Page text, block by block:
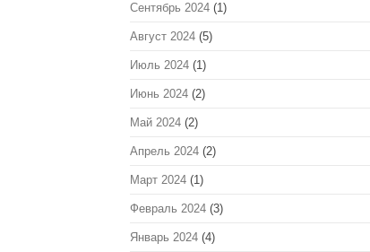
Сентябрь 2024 (1)
Август 2024 (5)
Июль 2024 (1)
Июнь 2024 (2)
Май 2024 (2)
Апрель 2024 (2)
Март 2024 (1)
Февраль 2024 (3)
Январь 2024 (4)